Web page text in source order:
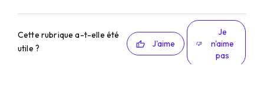
Cette rubrique a-t-elle été
utile ?
J'aime
Je
n'aime
pas